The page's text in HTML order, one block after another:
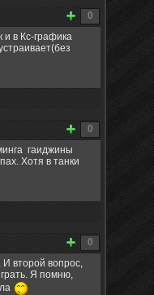
0
и в Кс-графика
0
гаиджины
Хотя в танки
0
И второй вопрос,
Я помню,